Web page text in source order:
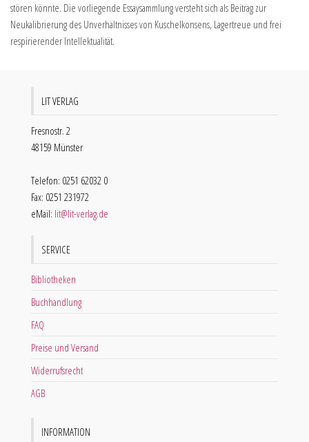
stören könnte. Die vorliegende Essaysammlung versteht sich als Beitrag zur
Neukalibrierung des Unverhältnisses von Kuschelkonsens, Lagertreue und frei
respirierender Intellektualität.
LIT VERLAG
Fresnostr. 2
48159 Münster
Telefon: 0251 62032 0
Fax: 0251 231972
eMail: lit@lit-verlag.de
SERVICE
Bibliotheken
Buchhandlung
FAQ
Preise und Versand
Widerrufsrecht
AGB
INFORMATION